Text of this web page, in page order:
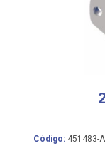
Código: 451483-A